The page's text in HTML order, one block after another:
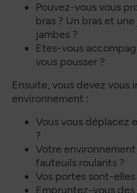
Pouvez-vous vous
bras ? Un bras et
jambes ?
Etes-vous
vous pousser ?
Ensuite, vous devez vous
environnement :
Vous vous déplacez
?
Votre
fauteuils roulants ?
Vos portes sont-elles
Empruntez-vous